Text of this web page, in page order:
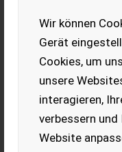
Wir können
Gerät
Cookies, um
unsere
interagieren,
verbessern und
Website